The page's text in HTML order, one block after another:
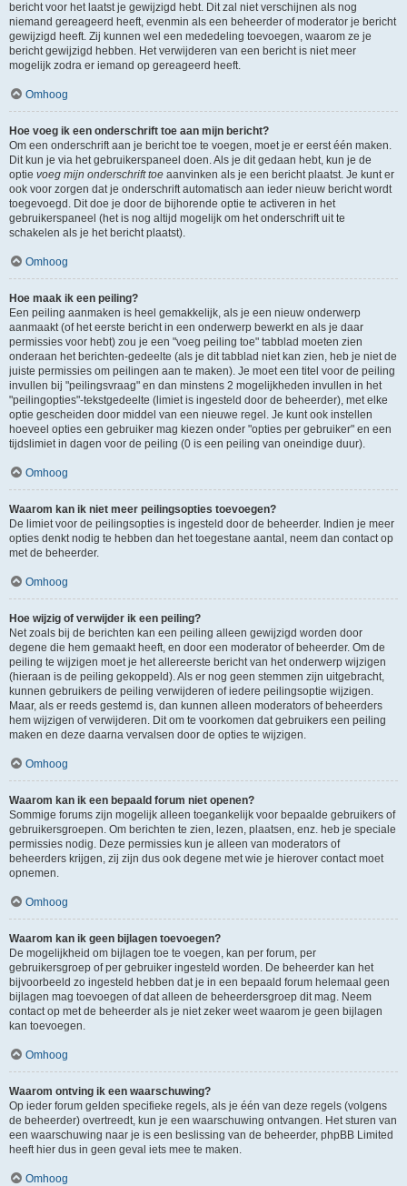
bericht voor het laatst je gewijzigd hebt. Dit zal niet verschijnen als nog
niemand gereageerd heeft, evenmin als een beheerder of moderator je bericht
gewijzigd heeft. Zij kunnen wel een mededeling toevoegen, waarom ze je
bericht gewijzigd hebben. Het verwijderen van een bericht is niet meer
mogelijk zodra er iemand op gereageerd heeft.
Omhoog
Hoe voeg ik een onderschrift toe aan mijn bericht?
Om een onderschrift aan je bericht toe te voegen, moet je er eerst één maken.
Dit kun je via het gebruikerspaneel doen. Als je dit gedaan hebt, kun je de
optie voeg mijn onderschrift toe aanvinken als je een bericht plaatst. Je kunt er
ook voor zorgen dat je onderschrift automatisch aan ieder nieuw bericht wordt
toegevoegd. Dit doe je door de bijhorende optie te activeren in het
gebruikerspaneel (het is nog altijd mogelijk om het onderschrift uit te
schakelen als je het bericht plaatst).
Omhoog
Hoe maak ik een peiling?
Een peiling aanmaken is heel gemakkelijk, als je een nieuw onderwerp
aanmaakt (of het eerste bericht in een onderwerp bewerkt en als je daar
permissies voor hebt) zou je een "voeg peiling toe" tabblad moeten zien
onderaan het berichten-gedeelte (als je dit tabblad niet kan zien, heb je niet de
juiste permissies om peilingen aan te maken). Je moet een titel voor de peiling
invullen bij "peilingsvraag" en dan minstens 2 mogelijkheden invullen in het
"peilingopties"-tekstgedeelte (limiet is ingesteld door de beheerder), met elke
optie gescheiden door middel van een nieuwe regel. Je kunt ook instellen
hoeveel opties een gebruiker mag kiezen onder "opties per gebruiker" en een
tijdslimiet in dagen voor de peiling (0 is een peiling van oneindige duur).
Omhoog
Waarom kan ik niet meer peilingsopties toevoegen?
De limiet voor de peilingsopties is ingesteld door de beheerder. Indien je meer
opties denkt nodig te hebben dan het toegestane aantal, neem dan contact op
met de beheerder.
Omhoog
Hoe wijzig of verwijder ik een peiling?
Net zoals bij de berichten kan een peiling alleen gewijzigd worden door
degene die hem gemaakt heeft, en door een moderator of beheerder. Om de
peiling te wijzigen moet je het allereerste bericht van het onderwerp wijzigen
(hieraan is de peiling gekoppeld). Als er nog geen stemmen zijn uitgebracht,
kunnen gebruikers de peiling verwijderen of iedere peilingsoptie wijzigen.
Maar, als er reeds gestemd is, dan kunnen alleen moderators of beheerders
hem wijzigen of verwijderen. Dit om te voorkomen dat gebruikers een peiling
maken en deze daarna vervalsen door de opties te wijzigen.
Omhoog
Waarom kan ik een bepaald forum niet openen?
Sommige forums zijn mogelijk alleen toegankelijk voor bepaalde gebruikers of
gebruikersgroepen. Om berichten te zien, lezen, plaatsen, enz. heb je speciale
permissies nodig. Deze permissies kun je alleen van moderators of
beheerders krijgen, zij zijn dus ook degene met wie je hierover contact moet
opnemen.
Omhoog
Waarom kan ik geen bijlagen toevoegen?
De mogelijkheid om bijlagen toe te voegen, kan per forum, per
gebruikersgroep of per gebruiker ingesteld worden. De beheerder kan het
bijvoorbeeld zo ingesteld hebben dat je in een bepaald forum helemaal geen
bijlagen mag toevoegen of dat alleen de beheerdersgroep dit mag. Neem
contact op met de beheerder als je niet zeker weet waarom je geen bijlagen
kan toevoegen.
Omhoog
Waarom ontving ik een waarschuwing?
Op ieder forum gelden specifieke regels, als je één van deze regels (volgens
de beheerder) overtreedt, kun je een waarschuwing ontvangen. Het sturen van
een waarschuwing naar je is een beslissing van de beheerder, phpBB Limited
heeft hier dus in geen geval iets mee te maken.
Omhoog